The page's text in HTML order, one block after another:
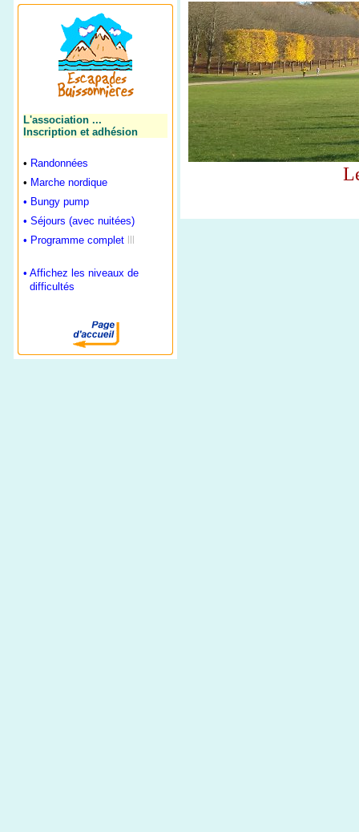
L'association ...
Inscription et adhésion
• Randonnées
• Marche nordique
• Bungy pump
• Séjours (avec nuitées)
• Programme complet
• Affichez les niveaux de
difficultés